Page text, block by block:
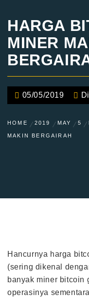
HARGA
MINER
05/05/2019
HOME 2019 MAY 5
MAKIN BERGAIRAH
Hancurnya harga
(sering dikenal
banyak miner bitcoin
operasinya